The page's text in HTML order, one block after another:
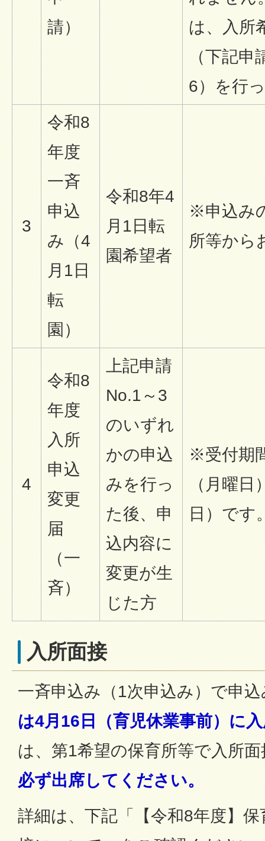
請）
は、入所
（下記
6）を行
3
令和8
年度
一斉
申込
み（4
月1日
転
園）
令和8年4
月1日転
園希望者
※申込み
所等から
4
令和8
年度
入所
申込
変更
届
（一
斉）
上記申請
No.1～3
のいずれ
かの申込
みを行っ
た後、申
込内容に
変更が生
じた方
※受付期
（月曜
日）です
入所面接
一斉申込み（1次申込み）で申
は4月16日（育児休業事前）に
は、第1希望の保育所等で入所
必ず出席してください。
詳細は、下記「【令和8年度】